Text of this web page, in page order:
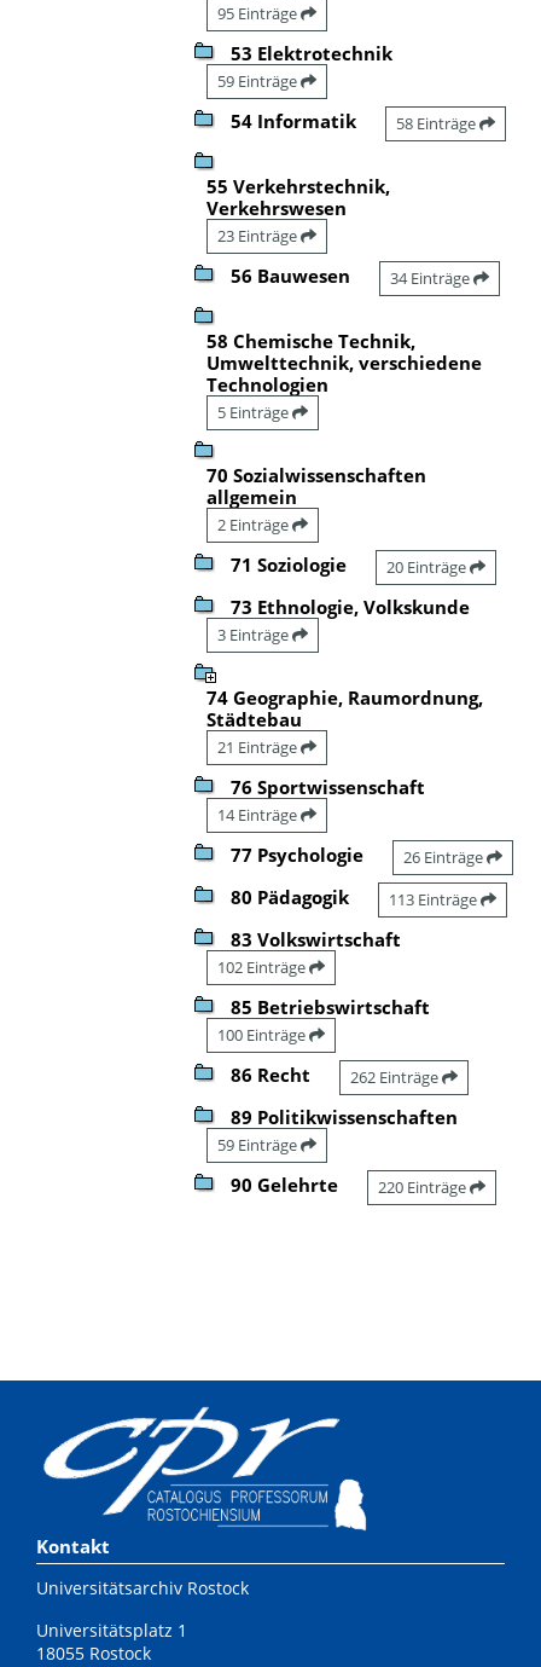
95 Einträge
53 Elektrotechnik
59 Einträge
54 Informatik 58 Einträge
55 Verkehrstechnik,
Verkehrswesen
23 Einträge
56 Bauwesen 34 Einträge
58 Chemische Technik,
Umwelttechnik, verschiedene
Technologien
5 Einträge
70 Sozialwissenschaften
allgemein
2 Einträge
71 Soziologie 20 Einträge
73 Ethnologie, Volkskunde
3 Einträge
74 Geographie, Raumordnung,
Städtebau
21 Einträge
76 Sportwissenschaft
14 Einträge
77 Psychologie 26 Einträge
80 Pädagogik 113 Einträge
83 Volkswirtschaft
102 Einträge
85 Betriebswirtschaft
100 Einträge
86 Recht 262 Einträge
89 Politikwissenschaften
59 Einträge
90 Gelehrte 220 Einträge
Kontakt
Universitätsarchiv Rostock
Universitätsplatz 1
18055 Rostock